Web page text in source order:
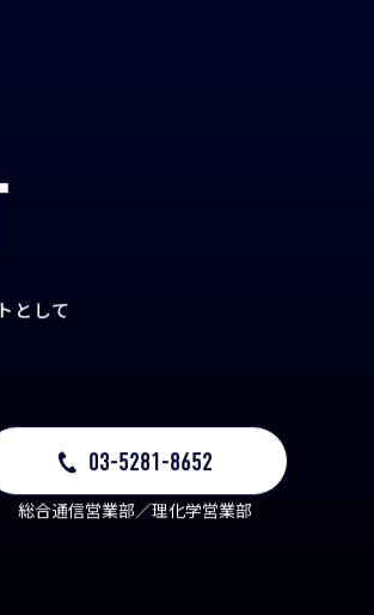
として
03-5281-8652
総合通信営業部／理化学営業部